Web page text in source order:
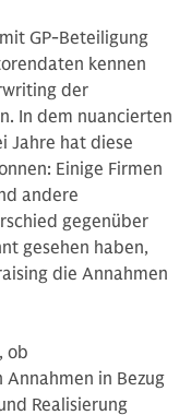
GP-Beteiligung
kennen
der
In dem nuancierten
Jahre hat diese
Einige Firmen
andere
gegenüber
gesehen haben,
die Annahmen
ob
in Bezug
Realisierung